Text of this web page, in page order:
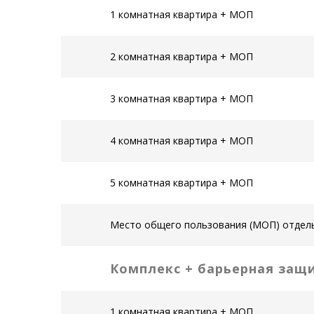
1 комнатная квартира + МОП
2 комнатная квартира + МОП
3 комнатная квартира + МОП
4 комнатная квартира + МОП
5 комнатная квартира + МОП
Место общего пользования (МОП)
Комплекс + барьерная